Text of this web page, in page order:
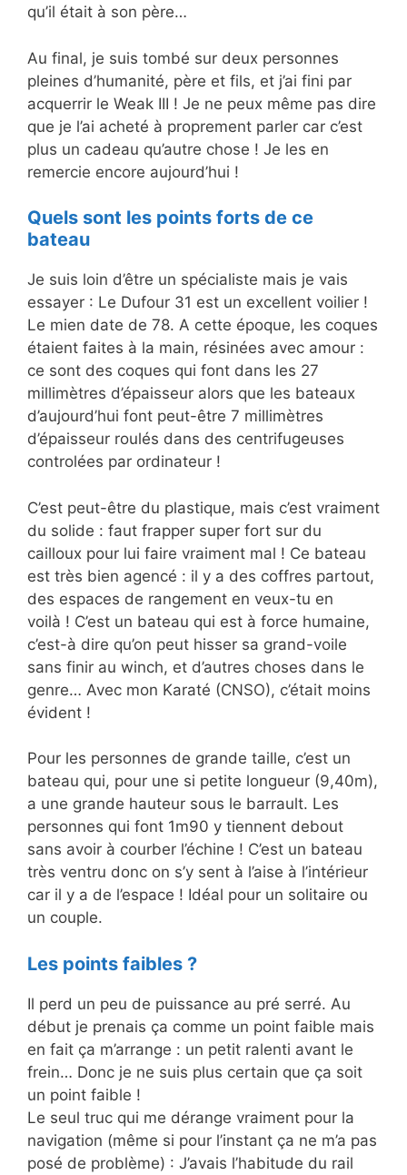
qu’il était à son père…
Au final, je suis tombé sur deux personnes
pleines d’humanité, père et fils, et j’ai fini par
acquerrir le Weak III ! Je ne peux même pas dire
que je l’ai acheté à proprement parler car c’est
plus un cadeau qu’autre chose ! Je les en
remercie encore aujourd’hui !
Quels sont les points forts de ce
bateau
Je suis loin d’être un spécialiste mais je vais
essayer : Le Dufour 31 est un excellent voilier !
Le mien date de 78. A cette époque, les coques
étaient faites à la main, résinées avec amour :
ce sont des coques qui font dans les 27
millimètres d’épaisseur alors que les bateaux
d’aujourd’hui font peut-être 7 millimètres
d’épaisseur roulés dans des centrifugeuses
controlées par ordinateur !
C’est peut-être du plastique, mais c’est vraiment
du solide : faut frapper super fort sur du
cailloux pour lui faire vraiment mal ! Ce bateau
est très bien agencé : il y a des coffres partout,
des espaces de rangement en veux-tu en
voilà ! C’est un bateau qui est à force humaine,
c’est-à dire qu’on peut hisser sa grand-voile
sans finir au winch, et d’autres choses dans le
genre… Avec mon Karaté (CNSO), c’était moins
évident !
Pour les personnes de grande taille, c’est un
bateau qui, pour une si petite longueur (9,40m),
a une grande hauteur sous le barrault. Les
personnes qui font 1m90 y tiennent debout
sans avoir à courber l’échine ! C’est un bateau
très ventru donc on s’y sent à l’aise à l’intérieur
car il y a de l’espace ! Idéal pour un solitaire ou
un couple.
Les points faibles ?
Il perd un peu de puissance au pré serré. Au
début je prenais ça comme un point faible mais
en fait ça m’arrange : un petit ralenti avant le
frein… Donc je ne suis plus certain que ça soit
un point faible !
Le seul truc qui me dérange vraiment pour la
navigation (même si pour l’instant ça ne m’a pas
posé de problème) : J’avais l’habitude du rail